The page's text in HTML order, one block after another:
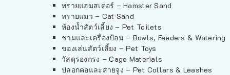
ทรายแฮมสเตอร์ – Hamster Sand
ทรายแมว – Cat Sand
ห้องน้ำสัตว์เลี้ยง – Pet Toilets
ชามและเครื่องป้อน – Bowls, Feeders & Watering
ของเล่นสัตว์เลี้ยง – Pet Toys
วัสดุรองกรง – Cage Materials
ปลอกคอและสายจูง – Pet Collars & Leashes